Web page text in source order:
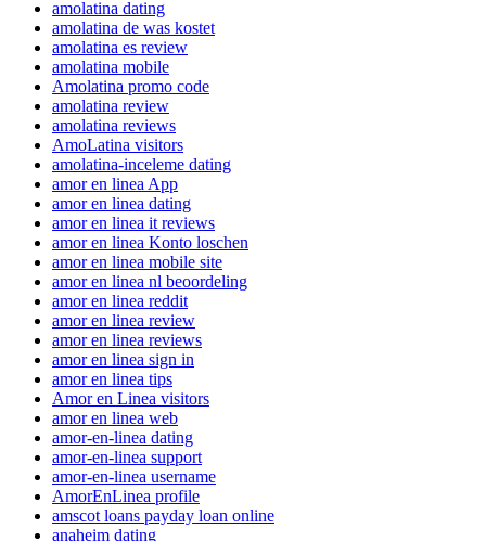
amolatina dating
amolatina de was kostet
amolatina es review
amolatina mobile
Amolatina promo code
amolatina review
amolatina reviews
AmoLatina visitors
amolatina-inceleme dating
amor en linea App
amor en linea dating
amor en linea it reviews
amor en linea Konto loschen
amor en linea mobile site
amor en linea nl beoordeling
amor en linea reddit
amor en linea review
amor en linea reviews
amor en linea sign in
amor en linea tips
Amor en Linea visitors
amor en linea web
amor-en-linea dating
amor-en-linea support
amor-en-linea username
AmorEnLinea profile
amscot loans payday loan online
anaheim dating